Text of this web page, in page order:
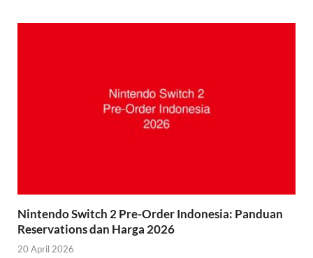
Nintendo Switch 2 Pre-Order Indonesia: Panduan
Reservations dan Harga 2026
20 April 2026